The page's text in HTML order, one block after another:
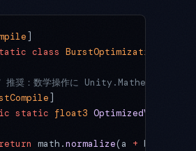
]
class BurstOptimizationTips
推奨：数学操作に Unity.Mathematics を
]
static float3
math.normalize(a + b)